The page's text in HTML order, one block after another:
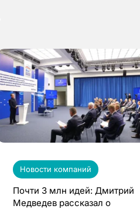
Новости компаний
Почти 3 млн идей: Дмитрий
Медведев рассказал о